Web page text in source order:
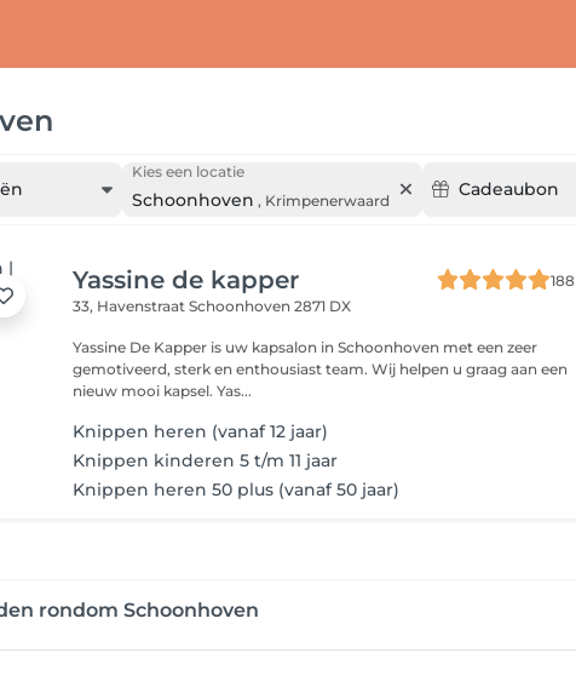
Kies een locatie
Schoonhoven , Krimpenerwaard
Cadeaubon
Yassine de kapper
188
33, HavenstraatSchoonhoven 2871 DX
Yassine De Kapper is uw kapsalon in Schoonhoven met een zeer
gemotiveerd, sterk en enthousiast team. Wij helpen u graag aan een
nieuw mooi kapsel. Yas...
Knippen heren (vanaf 12 jaar)
Knippen kinderen 5 t/m 11 jaar
Knippen heren 50 plus (vanaf 50 jaar)
rondom Schoonhoven